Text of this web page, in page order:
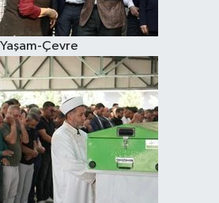
Yaşam-Çevre
Siyaset
Teknoloji
Televizyon
Yaşam-Çevre